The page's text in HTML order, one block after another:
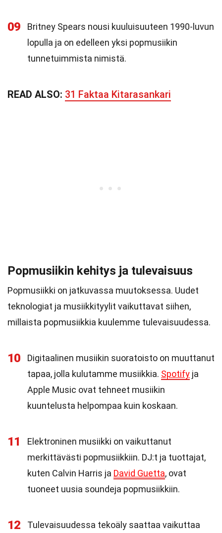
09
Britney Spears nousi kuuluisuuteen 1990-luvun
lopulla ja on edelleen yksi popmusiikin
tunnetuimmista nimistä.
READ ALSO: 31 Faktaa Kitarasankari
Popmusiikin kehitys ja tulevaisuus
Popmusiikki on jatkuvassa muutoksessa. Uudet
teknologiat ja musiikkityylit vaikuttavat siihen,
millaista popmusiikkia kuulemme tulevaisuudessa.
10
Digitaalinen musiikin suoratoisto on muuttanut
tapaa, jolla kulutamme musiikkia. Spotify ja
Apple Music ovat tehneet musiikin
kuuntelusta helpompaa kuin koskaan.
11
Elektroninen musiikki on vaikuttanut
merkittävästi popmusiikkiin. DJ:t ja tuottajat,
kuten Calvin Harris ja David Guetta, ovat
tuoneet uusia soundeja popmusiikkiin.
12
Tulevaisuudessa tekoäly saattaa vaikuttaa